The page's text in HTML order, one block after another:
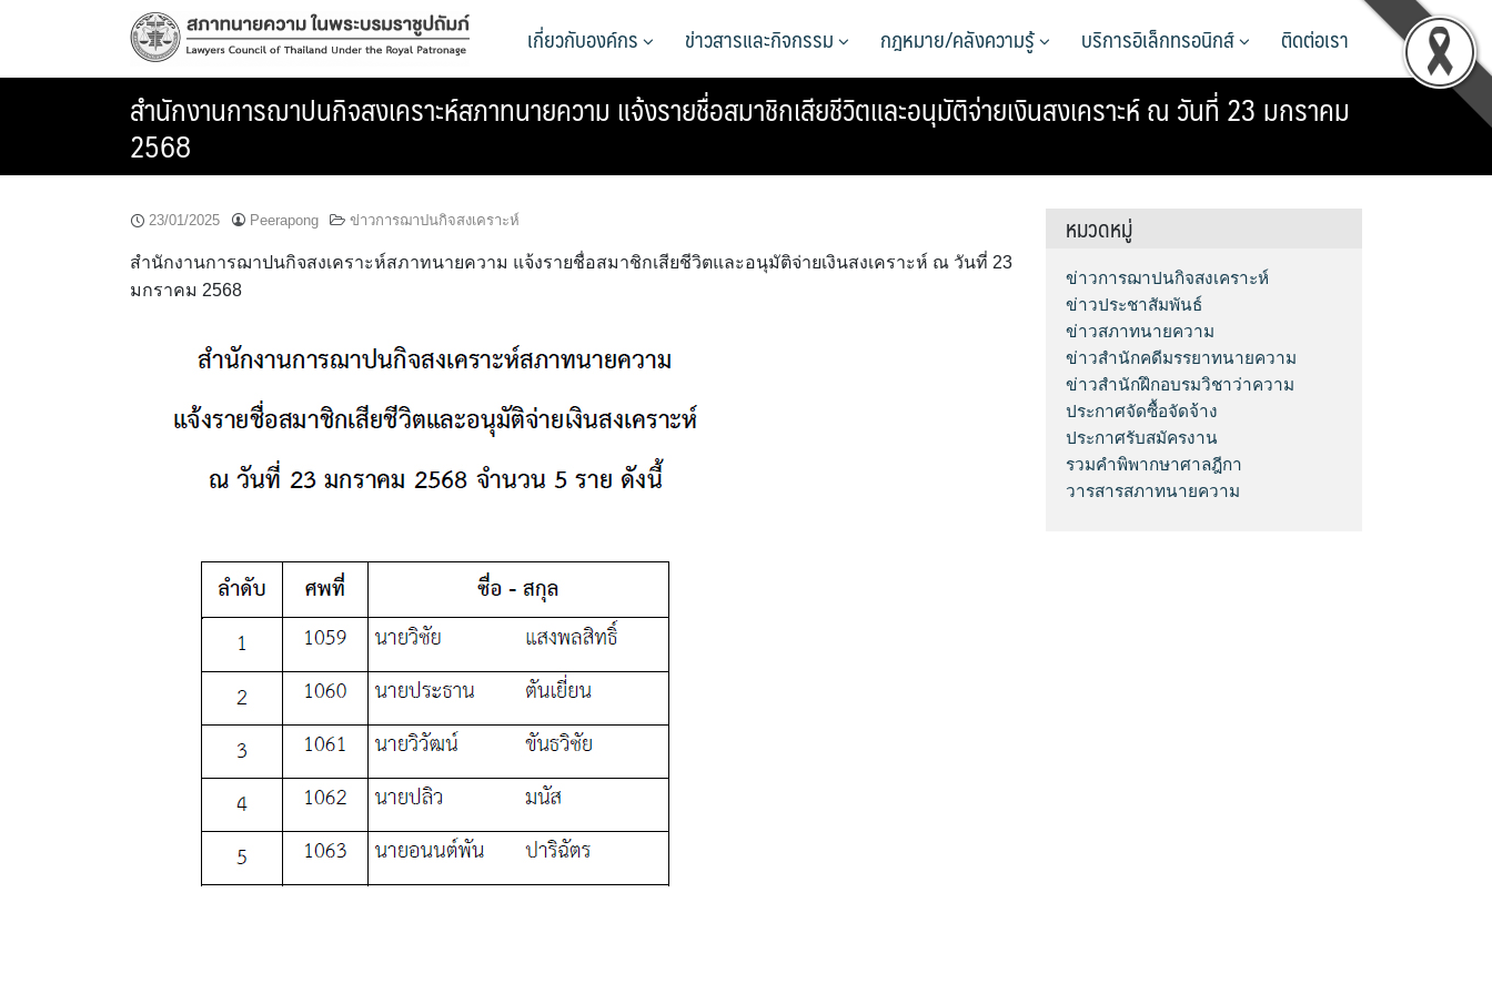
เกี่ยวกับองค์กร ข่าวสารและกิจกรรม กฎหมาย/คลังความรู้ บริการอิเล็กทรอนิกส์ ติดต่อเรา
สำนักงานการฌาปนกิจสงเคราะห์สภาทนายความ แจ้งรายชื่อสมาชิกเสียชีวิตและอนุมัติจ่ายเงินสงเคราะห์ ณ วันที่ 23 มกราคม
2568
23/01/2025 Peerapong ข่าวการฌาปนกิจสงเคราะห์
สำนักงานการฌาปนกิจสงเคราะห์สภาทนายความ แจ้งรายชื่อสมาชิกเสียชีวิตและอนุมัติจ่ายเงินสงเคราะห์ ณ วันที่ 23
มกราคม 2568
หมวดหมู่
ข่าวการฌาปนกิจสงเคราะห์
ข่าวประชาสัมพันธ์
ข่าวสภาทนายความ
ข่าวสำนักคดีมรรยาทนายความ
ข่าวสำนักฝึกอบรมวิชาว่าความ
ประกาศจัดซื้อจัดจ้าง
ประกาศรับสมัครงาน
รวมคำพิพากษาศาลฎีกา
วารสารสภาทนายความ